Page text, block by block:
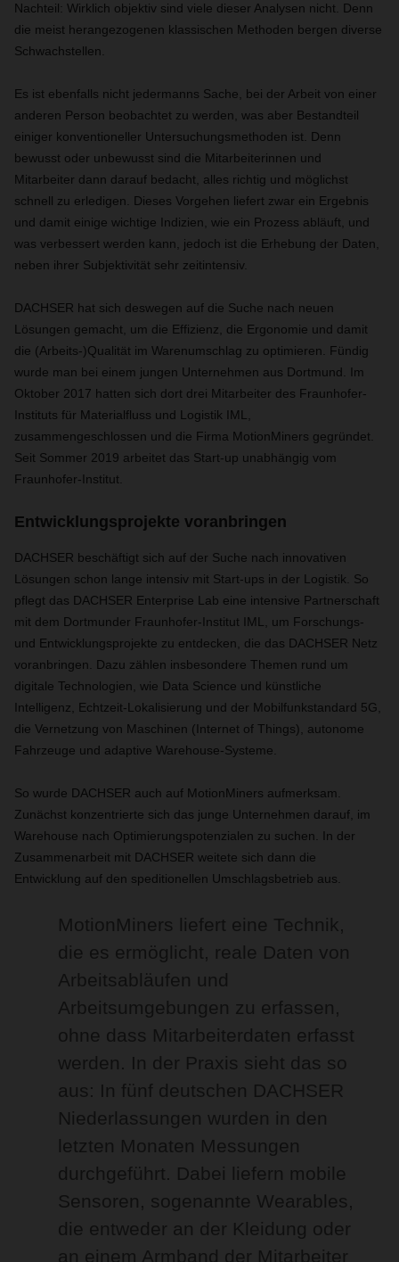
Nachteil: Wirklich objektiv sind viele dieser Analysen nicht. Denn
die meist herangezogenen klassischen Methoden bergen diverse
Schwachstellen.
Es ist ebenfalls nicht jedermanns Sache, bei der Arbeit von einer
anderen Person beobachtet zu werden, was aber Bestandteil
einiger konventioneller Untersuchungsmethoden ist. Denn
bewusst oder unbewusst sind die Mitarbeiterinnen und
Mitarbeiter dann darauf bedacht, alles richtig und möglichst
schnell zu erledigen. Dieses Vorgehen liefert zwar ein Ergebnis
und damit einige wichtige Indizien, wie ein Prozess abläuft, und
was verbessert werden kann, jedoch ist die Erhebung der Daten,
neben ihrer Subjektivität sehr zeitintensiv.
DACHSER hat sich deswegen auf die Suche nach neuen
Lösungen gemacht, um die Effizienz, die Ergonomie und damit
die (Arbeits-)Qualität im Warenumschlag zu optimieren. Fündig
wurde man bei einem jungen Unternehmen aus Dortmund. Im
Oktober 2017 hatten sich dort drei Mitarbeiter des Fraunhofer-
Instituts für Materialfluss und Logistik IML,
zusammengeschlossen und die Firma MotionMiners gegründet.
Seit Sommer 2019 arbeitet das Start-up unabhängig vom
Fraunhofer-Institut.
Entwicklungsprojekte voranbringen
DACHSER beschäftigt sich auf der Suche nach innovativen
Lösungen schon lange intensiv mit Start-ups in der Logistik. So
pflegt das DACHSER Enterprise Lab eine intensive Partnerschaft
mit dem Dortmunder Fraunhofer-Institut IML, um Forschungs-
und Entwicklungsprojekte zu entdecken, die das DACHSER Netz
voranbringen. Dazu zählen insbesondere Themen rund um
digitale Technologien, wie Data Science und künstliche
Intelligenz, Echtzeit-Lokalisierung und der Mobilfunkstandard 5G,
die Vernetzung von Maschinen (Internet of Things), autonome
Fahrzeuge und adaptive Warehouse-Systeme.
So wurde DACHSER auch auf MotionMiners aufmerksam.
Zunächst konzentrierte sich das junge Unternehmen darauf, im
Warehouse nach Optimierungspotenzialen zu suchen. In der
Zusammenarbeit mit DACHSER weitete sich dann die
Entwicklung auf den speditionellen Umschlagsbetrieb aus.
MotionMiners liefert eine Technik,
die es ermöglicht, reale Daten von
Arbeitsabläufen und
Arbeitsumgebungen zu erfassen,
ohne dass Mitarbeiterdaten erfasst
werden. In der Praxis sieht das so
aus: In fünf deutschen DACHSER
Niederlassungen wurden in den
letzten Monaten Messungen
durchgeführt. Dabei liefern mobile
Sensoren, sogenannte Wearables,
die entweder an der Kleidung oder
an einem Armband der Mitarbeiter